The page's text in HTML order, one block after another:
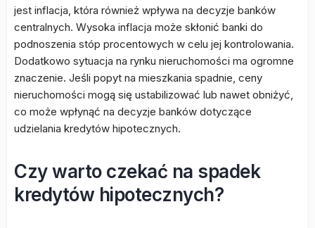
jest inflacja, która również wpływa na decyzje banków
centralnych. Wysoka inflacja może skłonić banki do
podnoszenia stóp procentowych w celu jej kontrolowania.
Dodatkowo sytuacja na rynku nieruchomości ma ogromne
znaczenie. Jeśli popyt na mieszkania spadnie, ceny
nieruchomości mogą się ustabilizować lub nawet obniżyć,
co może wpłynąć na decyzje banków dotyczące
udzielania kredytów hipotecznych.
Czy warto czekać na spadek
kredytów hipotecznych?